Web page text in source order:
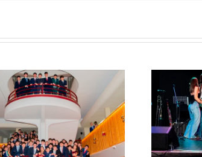
Concierto de Santa
Cecilia: «Melodías